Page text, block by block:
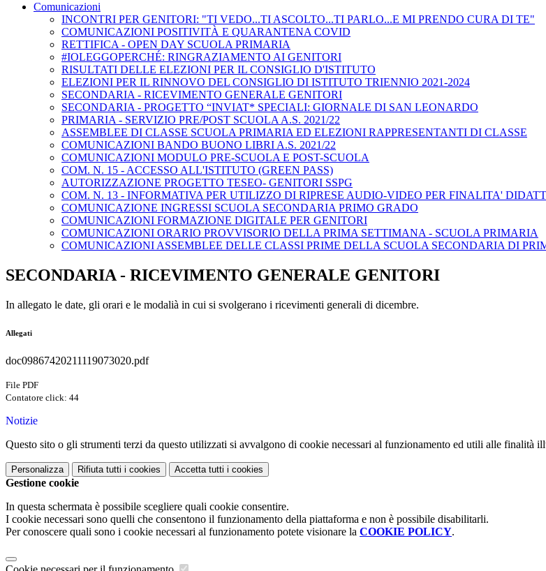
Comunicazioni
INCONTRI PER GENITORI: "TI VEDO...TI ASCOLTO...TI PARLO...E MI PRENDO CURA DI TE"
COMUNICAZIONI POSITIVITÀ E QUARANTENA COVID
RETTIFICA - OPEN DAY SCUOLA PRIMARIA
#IOLEGGOPERCHÉ: RINGRAZIAMENTO AI GENITORI
RISULTATI DELLE ELEZIONI PER IL CONSIGLIO D'ISTITUTO
ELEZIONI PER IL RINNOVO DEL CONSIGLIO DI ISTITUTO TRIENNIO 2021-2024
SECONDARIA - RICEVIMENTO GENERALE GENITORI
SECONDARIA - PROGETTO “INVIAT* SPECIALI: GIORNALE DI SAN LEONARDO
PRIMARIA - SERVIZIO PRE/POST SCUOLA A.S. 2021/22
ASSEMBLEE DI CLASSE SCUOLA PRIMARIA ED ELEZIONI RAPPRESENTANTI DI CLASSE
COMUNICAZIONI BANDO BUONO LIBRI A.S. 2021/22
COMUNICAZIONI MODULO PRE-SCUOLA E POST-SCUOLA
COM. N. 15 - ACCESSO ALL'ISTITUTO (GREEN PASS)
AUTORIZZAZIONE PROGETTO TESEO- GENITORI SSPG
COM. N. 13 - INFORMATIVA PER UTILIZZO DI RIPRESE AUDIO-VIDEO PER FINALITA'
COMUNICAZIONE INGRESSI SCUOLA SECONDARIA PRIMO GRADO
COMUNICAZIONI FORMAZIONE DIGITALE PER GENITORI
COMUNICAZIONI ORARIO PROVVISORIO DELLA PRIMA SETTIMANA - SCUOLA PRIMARIA
COMUNICAZIONI ASSEMBLEE DELLE CLASSI PRIME DELLA SCUOLA SECONDARIA DI
SECONDARIA - RICEVIMENTO GENERALE GENITORI
In allegato le date, gli orari e le modalià in cui si svolgerano i ricevimenti generali di dicembre.
Allegati
doc09867420211119073020.pdf
File PDF
Contatore click: 44
Notizie
Questo sito o gli strumenti terzi da questo utilizzati si avvalgono di cookie necessari al funzionamento ed utili alle finalità
Personalizza Rifiuta tutti i cookies Accetta tutti i cookies
Gestione cookie
In questa schermata è possibile scegliere quali cookie consentire.
I cookie necessari sono quelli che consentono il funzionamento della piattaforma e non è possibile disabilitarli.
Per conoscere quali sono i cookie necessari al funzionamento potete visionare la COOKIE POLICY.